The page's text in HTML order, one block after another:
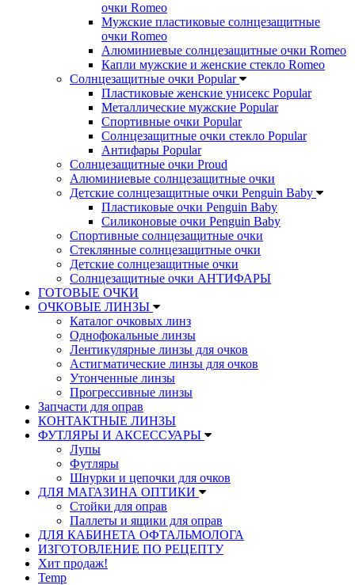
очки Romeo
Мужские пластиковые солнцезащитные
очки Romeo
Алюминиевые солнцезащитные очки Romeo
Капли мужские и женские стекло Romeo
Солнцезащитные очки Popular
Пластиковые женские унисекс Popular
Металлические мужские Popular
Спортивные очки Popular
Солнцезащитные очки стекло Popular
Aнтифары Popular
Солнцезащитные очки Proud
Алюминиевые солнцезащитные очки
Детские солнцезащитные очки Penguin Baby
Пластиковые очки Penguin Baby
Силиконовые очки Penguin Baby
Спортивные солнцезащитные очки
Стеклянные солнцезащитные очки
Детские солнцезащитные очки
Солнцезащитные очки АНТИФАРЫ
ГОТОВЫЕ ОЧКИ
ОЧКОВЫЕ ЛИНЗЫ
Каталог очковых линз
Однофокальные линзы
Лентикулярные линзы для очков
Астигматические линзы для очков
Утонченные линзы
Прогрессивные линзы
Запчасти для оправ
КОНТАКТНЫЕ ЛИНЗЫ
ФУТЛЯРЫ И АКСЕССУАРЫ
Лупы
Футляры
Шнурки и цепочки для очков
ДЛЯ МАГАЗИНА ОПТИКИ
Стойки для оправ
Паллеты и ящики для оправ
ДЛЯ КАБИНЕТА ОФТАЛЬМОЛОГА
ИЗГОТОВЛЕНИЕ ПО РЕЦЕПТУ
Хит продаж!
Temp